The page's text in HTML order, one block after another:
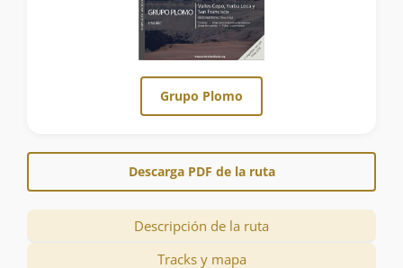
Grupo Plomo
Descarga PDF de la ruta
Descripción de la ruta
Tracks y mapa